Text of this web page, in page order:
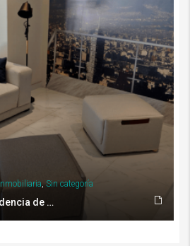
Inmobiliaria,Sin categoría
Coliving, la nueva tendencia de renta en vivienda